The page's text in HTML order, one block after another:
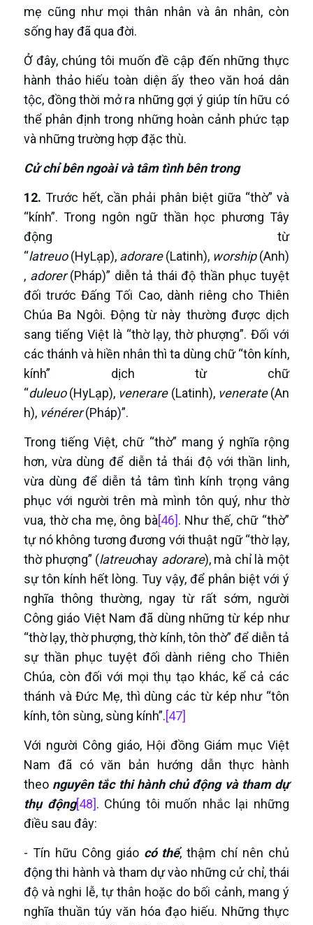
mẹ cũng như mọi thân nhân và ân nhân, còn
sống hay đã qua đời.
Ở đây, chúng tôi muốn đề cập đến những thực
hành thảo hiếu toàn diện ấy theo văn hoá dân
tộc, đồng thời mở ra những gợi ý giúp tín hữu có
thể phân định trong những hoàn cảnh phức tạp
và những trường hợp đặc thù.
Cửchỉbên ngoài và tâm tìnhbên trong
12. Trước hết, cần phải phân biệt giữa “thờ” và
“kính”. Trong ngôn ngữ thần học phương Tây
động từ
“latreuo(HyLạp), adorare(Latinh), worship(Anh)
, adorer(Pháp)” diễn tả thái độ thần phục tuyệt
đối trước Đấng Tối Cao, dành riêng cho Thiên
Chúa Ba Ngôi. Động từ này thường được dịch
sang tiếng Việt là “thờ lạy, thờ phượng”. Đối với
các thánh và hiền nhân thì ta dùng chữ “tôn kính,
kính” dịch từ chữ
“duleuo(HyLạp), venerare(Latinh), venerate(An
h), vénérer(Pháp)”.
Trong tiếng Việt, chữ “thờ” mang ý nghĩa rộng
hơn, vừa dùng để diễn tả thái độ với thần linh,
vừa dùng để diễn tả tâm tình kính trọng vâng
phục với người trên mà mình tôn quý, như thờ
vua, thờ cha mẹ, ông bà[46]. Như thế, chữ “thờ”
tự nó không tương đương với thuật ngữ “thờ lạy,
thờ phượng” (latreuohay adorare), mà chỉ là một
sự tôn kính hết lòng. Tuy vậy, để phân biệt với ý
nghĩa thông thường, ngay từ rất sớm, người
Công giáo Việt Nam đã dùng những từ kép như
“thờ lạy, thờ phượng, thờ kính, tôn thờ” để diễn tả
sự thần phục tuyệt đối dành riêng cho Thiên
Chúa, còn đối với mọi thụ tạo khác, kể cả các
thánh và Đức Mẹ, thì dùng các từ kép như “tôn
kính, tôn sùng, sùng kính”.[47]
Với người Công giáo, Hội đồng Giám mục Việt
Nam đã có văn bản hướng dẫn thực hành
theo nguyên tắc thi hành chủ động và tham dự
thụ động[48]. Chúng tôi muốn nhắc lại những
điều sau đây:
- Tín hữu Công giáo có thể, thậm chí nên chủ
động thi hành và tham dự vào những cử chỉ, thái
độ và nghi lễ, tự thân hoặc do bối cảnh, mang ý
nghĩa thuần túy văn hóa đạo hiếu. Những thực